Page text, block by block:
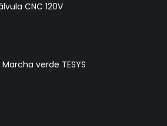
CNC 120V
verde TESYS